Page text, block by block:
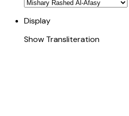
Display
Show Transliteration